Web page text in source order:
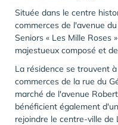
Située dans le centre
commerces de l'avenue
Seniors « Les Mille
majestueux composé et
La résidence se trouvent
commerces de la rue du
marché de l'avenue
bénéficient également
rejoindre le centre-ville de